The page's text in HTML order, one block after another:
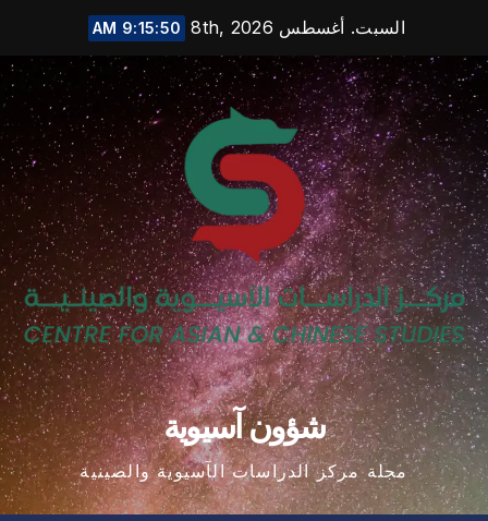
content
السبت. أغسطس 8th, 2026 9:15:51 AM
شؤون آسيوية
مجلة مركز الدراسات الآسيوية والصينية